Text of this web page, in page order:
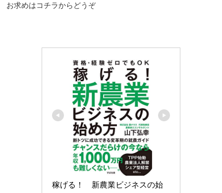
お求めはコチラからどうぞ
稼げる！　新農業ビジネスの始